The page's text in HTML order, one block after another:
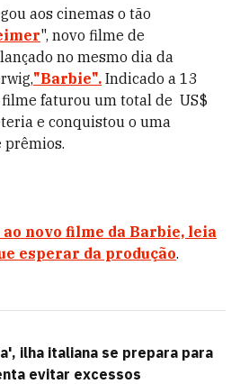
aos cinemas o tão
", novo filme de
no mesmo dia da
"Barbie". Indicado a 13
filme faturou um total de US$
e conquistou o uma
prêmios.
novo filme da Barbie, leia
esperar da produção.
ilha italiana se prepara para
evitar excessos